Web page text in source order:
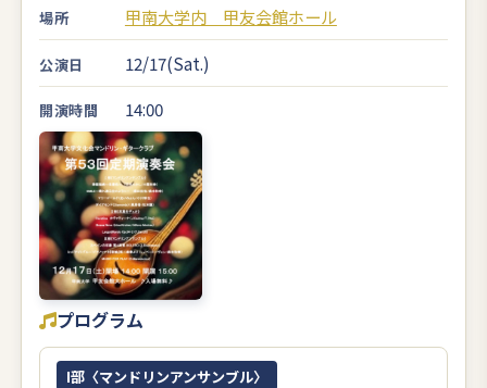
場所 甲南大学内 甲友会館ホール
公演日 12/17(Sat.)
開演時間 14:00
プログラム
I部〈マンドリンアンサンブル〉